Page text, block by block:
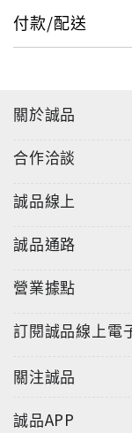
付款/配送
關於誠品
合作洽談
誠品線上
誠品通路
營業據點
訂閱誠品線上電
關注誠品
誠品APP